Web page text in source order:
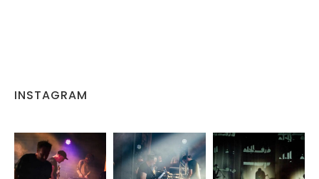
INSTAGRAM